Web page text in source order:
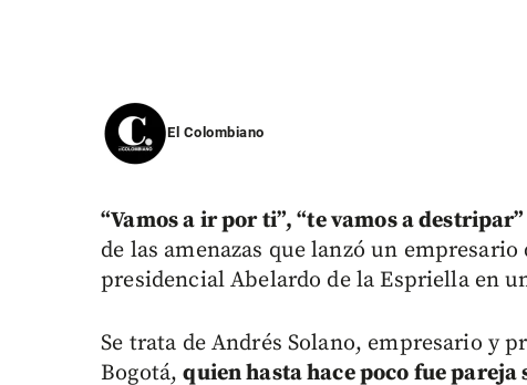
El Colombiano
“Vamos a ir por ti”, “te vamos a
de las amenazas que lanzó un
presidencial Abelardo de la Espriella en
Se trata de Andrés Solano, empresario y
Bogotá,quien hasta hace poco fue